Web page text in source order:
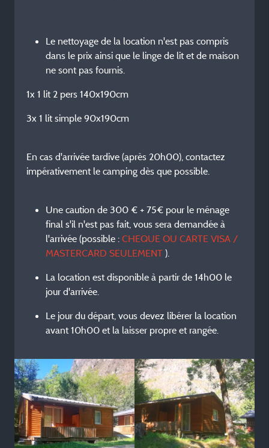
Le nettoyage de la location n'est pas compris
dans le prix ainsi que le linge de lit et de maison
ne sont pas fournis.
1x 1 lit 2 pers 140x190cm
3x 1 lit simple 90x190cm
En cas d'arrivée tardive (après 20h00), contactez
impérativement le camping dès que possible.
Une caution de 300 € + 75€ pour le ménage
final s'il n'est pas fait, vous sera demandée à
l'arrivée (possible : CHEQUE OU CARTE VISA /
MASTERCARD SEULEMENT ).
La location est disponible à partir de 14h00 le
jour d'arrivée.
Le jour du départ, vous devez libérer la location
avant 10h00 et la laisser propre et rangée.